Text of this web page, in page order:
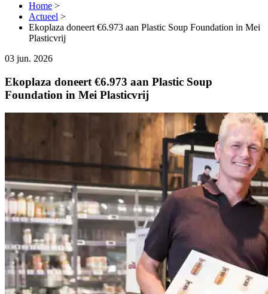
Home >
Actueel >
Ekoplaza doneert €6.973 aan Plastic Soup Foundation in Mei
Plasticvrij
03 jun. 2026
Ekoplaza doneert €6.973 aan Plastic Soup
Foundation in Mei Plasticvrij